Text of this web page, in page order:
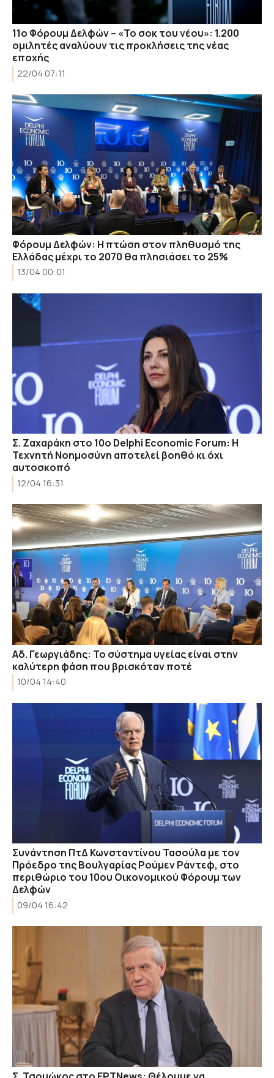
11ο Φόρουμ Δελφών – «Το σοκ του νέου»: 1.200
ομιλητές αναλύουν τις προκλήσεις της νέας
εποχής
22/04 07:11
Φόρουμ Δελφών: Η πτώση στον πληθυσμό της
Ελλάδας μέχρι το 2070 θα πλησιάσει το 25%
13/04 00:01
Σ. Ζαχαράκη στο 10ο Delphi Economic Forum: Η
Τεχνητή Νοημοσύνη αποτελεί βοηθό κι όχι
αυτοσκοπό
12/04 16:31
Αδ. Γεωργιάδης: Το σύστημα υγείας είναι στην
καλύτερη φάση που βρισκόταν ποτέ
10/04 14:40
Συνάντηση ΠτΔ Κωνσταντίνου Τασούλα με τον
Πρόεδρο της Βουλγαρίας Ρούμεν Ράντεφ, στο
περιθώριο του 10ου Οικονομικού Φόρουμ των
Δελφών
09/04 16:42